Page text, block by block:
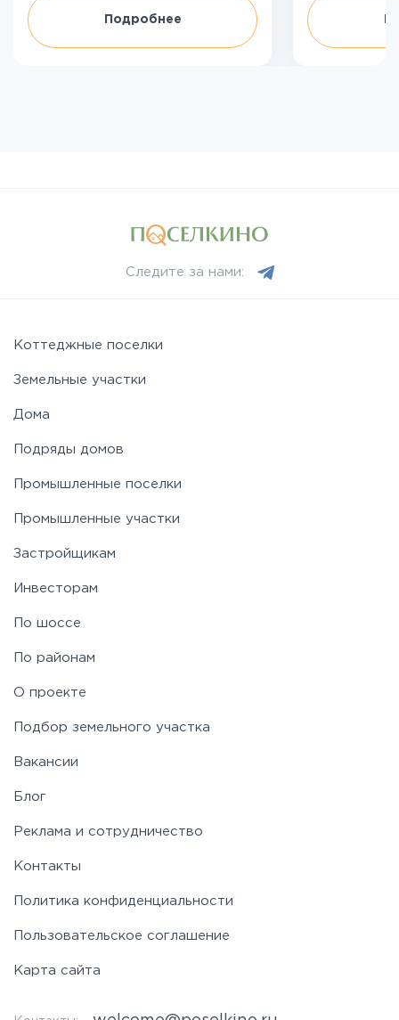
Подробнее
Следите за нами:
Коттеджные поселки
Земельные участки
Дома
Подряды домов
Промышленные поселки
Промышленные участки
Застройщикам
Инвесторам
По шоссе
По районам
О проекте
Подбор земельного участка
Вакансии
Блог
Реклама и сотрудничество
Контакты
Политика конфиденциальности
Пользовательское соглашение
Карта сайта